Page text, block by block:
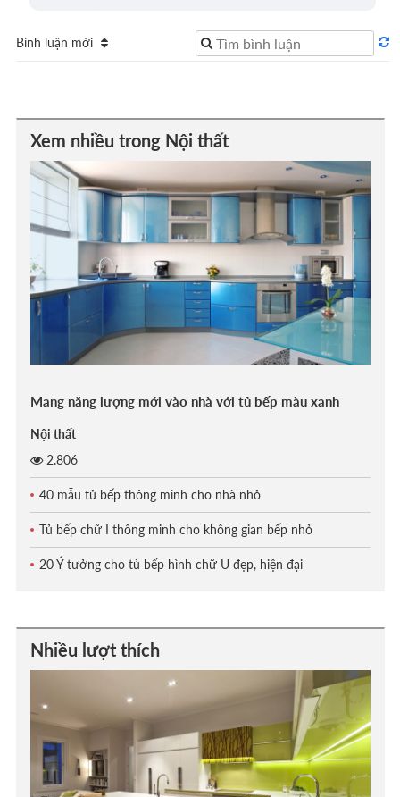
Bình luận mới
Xem nhiều trong Nội thất
Mang năng lượng mới vào nhà với tủ bếp màu xanh
Nội thất
2.806
40 mẫu tủ bếp thông minh cho nhà nhỏ
Tủ bếp chữ I thông minh cho không gian bếp nhỏ
20 Ý tưởng cho tủ bếp hình chữ U đẹp, hiện đại
Nhiều lượt thích